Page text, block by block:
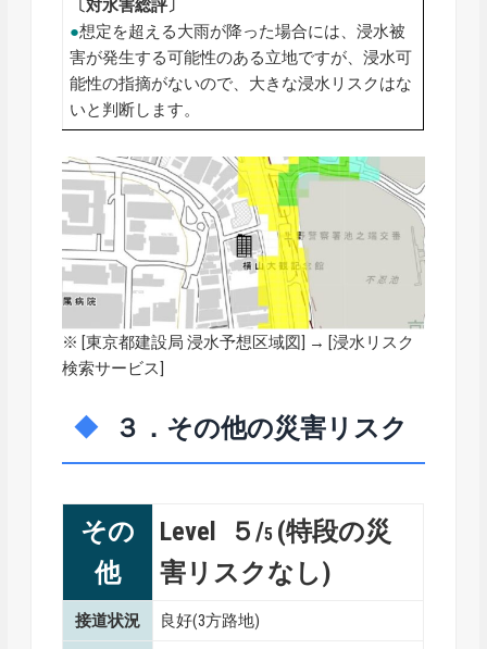
〔対水害総評〕
●想定を超える大雨が降った場合には、浸水被
害が発生する可能性のある立地ですが、浸水可
能性の指摘がないので、大きな浸水リスクはな
いと判断します。
※ [東京都建設局 浸水予想区域図] → [浸水リスク
検索サービス]
３．その他の災害リスク
その
他
Level ５/5 (特段の災
害リスクなし)
接道状況 良好(3方路地)